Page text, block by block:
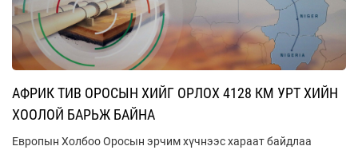
АФРИК ТИВ ОРОСЫН ХИЙГ ОРЛОХ 4128 КМ УРТ ХИЙН
ХООЛОЙ БАРЬЖ БАЙНА
Европын Холбоо Оросын эрчим хүчнээс хараат байдлаа